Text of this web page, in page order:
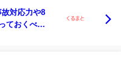
対応力や8
ておくべき